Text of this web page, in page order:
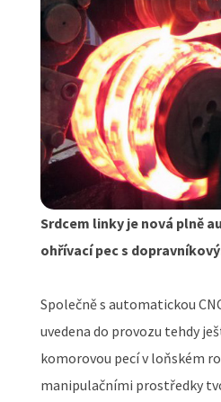
Srdcem linky je nová plně
ohřívací pec s
Společně s automatickou
uvedena do provozu tehdy
komorovou pecí v loňském
manipulačními prostředky